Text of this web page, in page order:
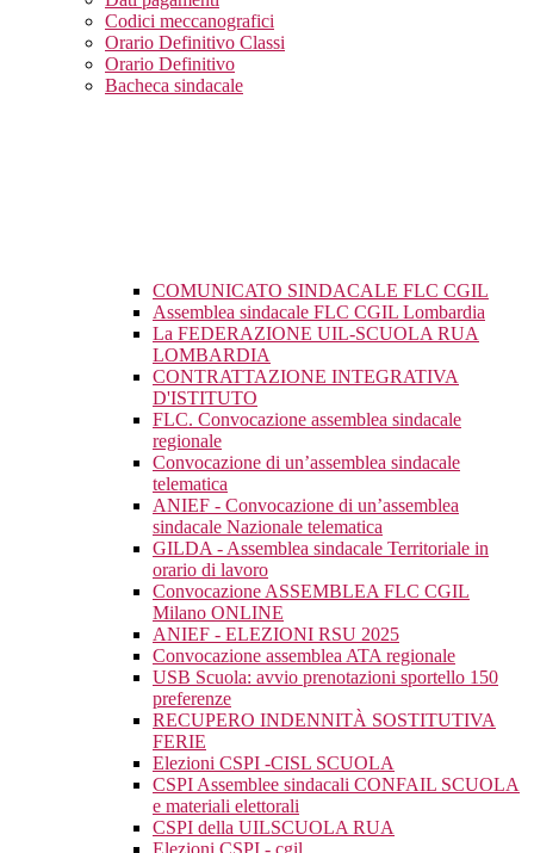
Codici meccanografici
Orario Definitivo Classi
Orario Definitivo
Bacheca sindacale
COMUNICATO SINDACALE FLC CGIL
Assemblea sindacale FLC CGIL Lombardia
La FEDERAZIONE UIL-SCUOLA RUA
LOMBARDIA
CONTRATTAZIONE INTEGRATIVA
D'ISTITUTO
FLC. Convocazione assemblea sindacale
regionale
Convocazione di un’assemblea sindacale
telematica
ANIEF - Convocazione di un’assemblea
sindacale Nazionale telematica
GILDA - Assemblea sindacale Territoriale in
orario di lavoro
Convocazione ASSEMBLEA FLC CGIL
Milano ONLINE
ANIEF - ELEZIONI RSU 2025
Convocazione assemblea ATA regionale
USB Scuola: avvio prenotazioni sportello 150
preferenze
RECUPERO INDENNITÀ SOSTITUTIVA
FERIE
Elezioni CSPI -CISL SCUOLA
CSPI Assemblee sindacali CONFAIL SCUOLA
e materiali elettorali
CSPI della UILSCUOLA RUA